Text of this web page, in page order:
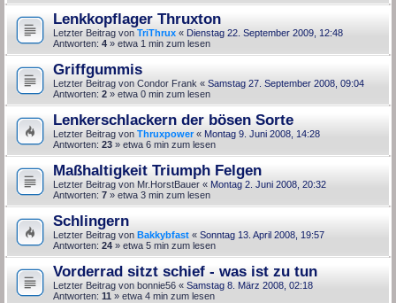
Lenkkopflager Thruxton
Letzter Beitrag von TriThrux « Dienstag 22. September 2009, 12:48
Antworten: 4 » etwa 1 min zum lesen
Griffgummis
Letzter Beitrag von Condor Frank « Samstag 27. September 2008, 09:04
Antworten: 2 » etwa 0 min zum lesen
Lenkerschlackern der bösen Sorte
Letzter Beitrag von Thruxpower« Montag 9. Juni 2008, 14:28
Antworten: 23 » etwa 6 min zum lesen
Maßhaltigkeit Triumph Felgen
Letzter Beitrag von Mr.HorstBauer « Montag 2. Juni 2008, 20:32
Antworten: 7 » etwa 3 min zum lesen
Schlingern
Letzter Beitrag von Bakkybfast « Sonntag 13. April 2008, 19:57
Antworten: 24 » etwa 5 min zum lesen
Vorderrad sitzt schief - was ist zu tun
Letzter Beitrag von bonnie56 « Samstag 8. März 2008, 02:18
Antworten: 11 » etwa 4 min zum lesen